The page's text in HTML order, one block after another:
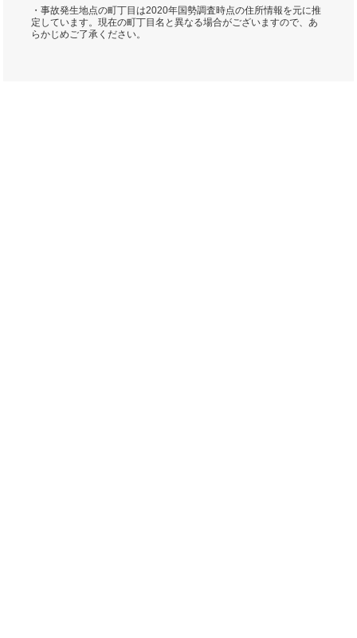
・事故発生地点の町丁目は2020年国勢調査時点の住所情報を元に推
定しています。現在の町丁目名と異なる場合がございますので、あ
らかじめご了承ください。